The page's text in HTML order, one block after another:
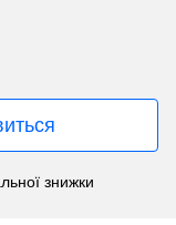
знижки